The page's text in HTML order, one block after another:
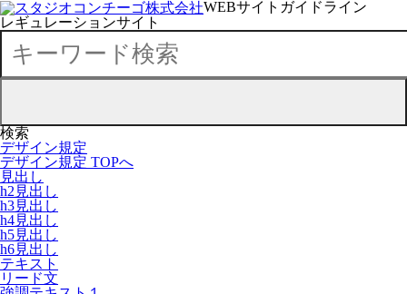
WEBサイトガイドライン
レギュレーションサイト
検索
デザイン規定
デザイン規定 TOPへ
見出し
h2見出し
h3見出し
h4見出し
h5見出し
h6見出し
テキスト
リード文